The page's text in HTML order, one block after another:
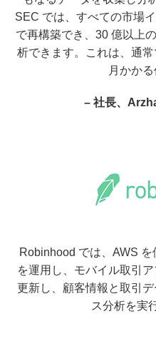
SEC では、すべての市場
で再構築でき、30 億以上
析できます。これは、通
月かかる
– 社長、
Robinhood では、AWS
を運用し、モバイル取引
更新し、顧客情報と取引
ス分析を実